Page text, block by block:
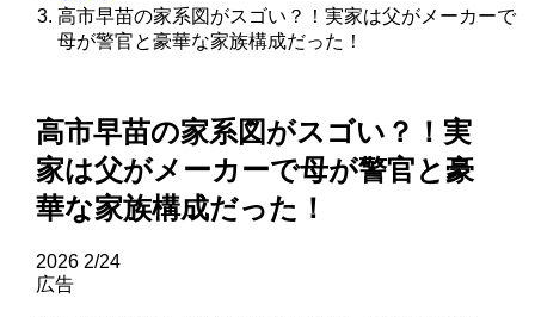
高市早苗の家系図がスゴい？！実家は父がメーカーで
母が警官と豪華な家族構成だった！
高市早苗の家系図がスゴい？！実
家は父がメーカーで母が警官と豪
華な家族構成だった！
2026 2/24
広告